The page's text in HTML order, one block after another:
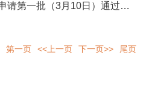
关于公布2025届毕业生违约申请第一批（3月10日）通过学生名单的通告
第一页 <<上一页 下一页>> 尾页